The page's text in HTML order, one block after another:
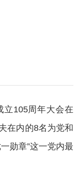
立105周年大会在
在内的8名为党和
勋章”这一党内最